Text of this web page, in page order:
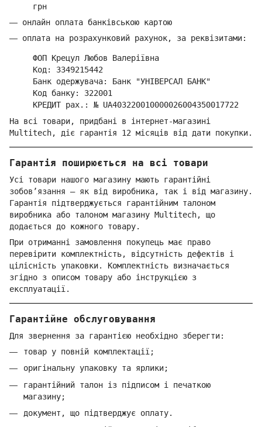
грн
— онлайн оплата банківською картою
— оплата на розрахунковий рахунок, за реквізитами:
ФОП Крецул Любов Валеріївна
Код: 3349215442
Банк одержувача: Банк "УНІВЕРСАЛ БАНК"
Код банку: 322001
КРЕДИТ рах.: № UA403220010000026004350017722
На всі товари, придбані в інтернет-магазині
Multitech, діє гарантія 12 місяців від дати покупки.
Гарантія поширюється на всі товари
Усі товари нашого магазину мають гарантійні
зобов’язання — як від виробника, так і від магазину.
Гарантія підтверджується гарантійним талоном
виробника або талоном магазину Multitech, що
додається до кожного товару.
При отриманні замовлення покупець має право
перевірити комплектність, відсутність дефектів і
цілісність упаковки. Комплектність визначається
згідно з описом товару або інструкцією з
експлуатації.
Гарантійне обслуговування
Для звернення за гарантією необхідно зберегти:
товар у повній комплектації;
оригінальну упаковку та ярлики;
гарантійний талон із підписом і печаткою
магазину;
документ, що підтверджує оплату.